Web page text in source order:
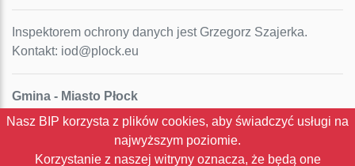
Inspektorem ochrony danych jest Grzegorz Szajerka.
Kontakt: iod@plock.eu
Gmina - Miasto Płock
Pl. Stary Rynek 1
NIP: 774-31-35-712
Nasz BIP korzysta z plików cookies, aby świadczyć usługi na
najwyższym poziomie.
Korzystanie z naszej witryny oznacza, że będą one